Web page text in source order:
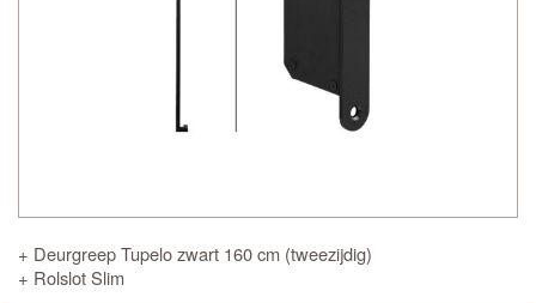
+ Deurgreep Tupelo zwart 160 cm (tweezijdig)
+ Rolslot Slim